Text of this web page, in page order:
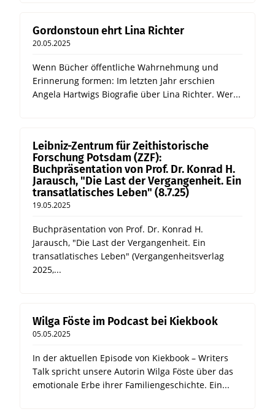
Gordonstoun ehrt Lina Richter
20.05.2025
Wenn Bücher öffentliche Wahrnehmung und
Erinnerung formen: Im letzten Jahr erschien
Angela Hartwigs Biografie über Lina Richter. Wer...
Leibniz-Zentrum für Zeithistorische
Forschung Potsdam (ZZF):
Buchpräsentation von Prof. Dr. Konrad H.
Jarausch, "Die Last der Vergangenheit. Ein
transatlatisches Leben" (8.7.25)
19.05.2025
Buchpräsentation von Prof. Dr. Konrad H.
Jarausch, "Die Last der Vergangenheit. Ein
transatlatisches Leben" (Vergangenheitsverlag
2025,...
Wilga Föste im Podcast bei Kiekbook
05.05.2025
In der aktuellen Episode von Kiekbook – Writers
Talk spricht unsere Autorin Wilga Föste über das
emotionale Erbe ihrer Familiengeschichte. Ein...